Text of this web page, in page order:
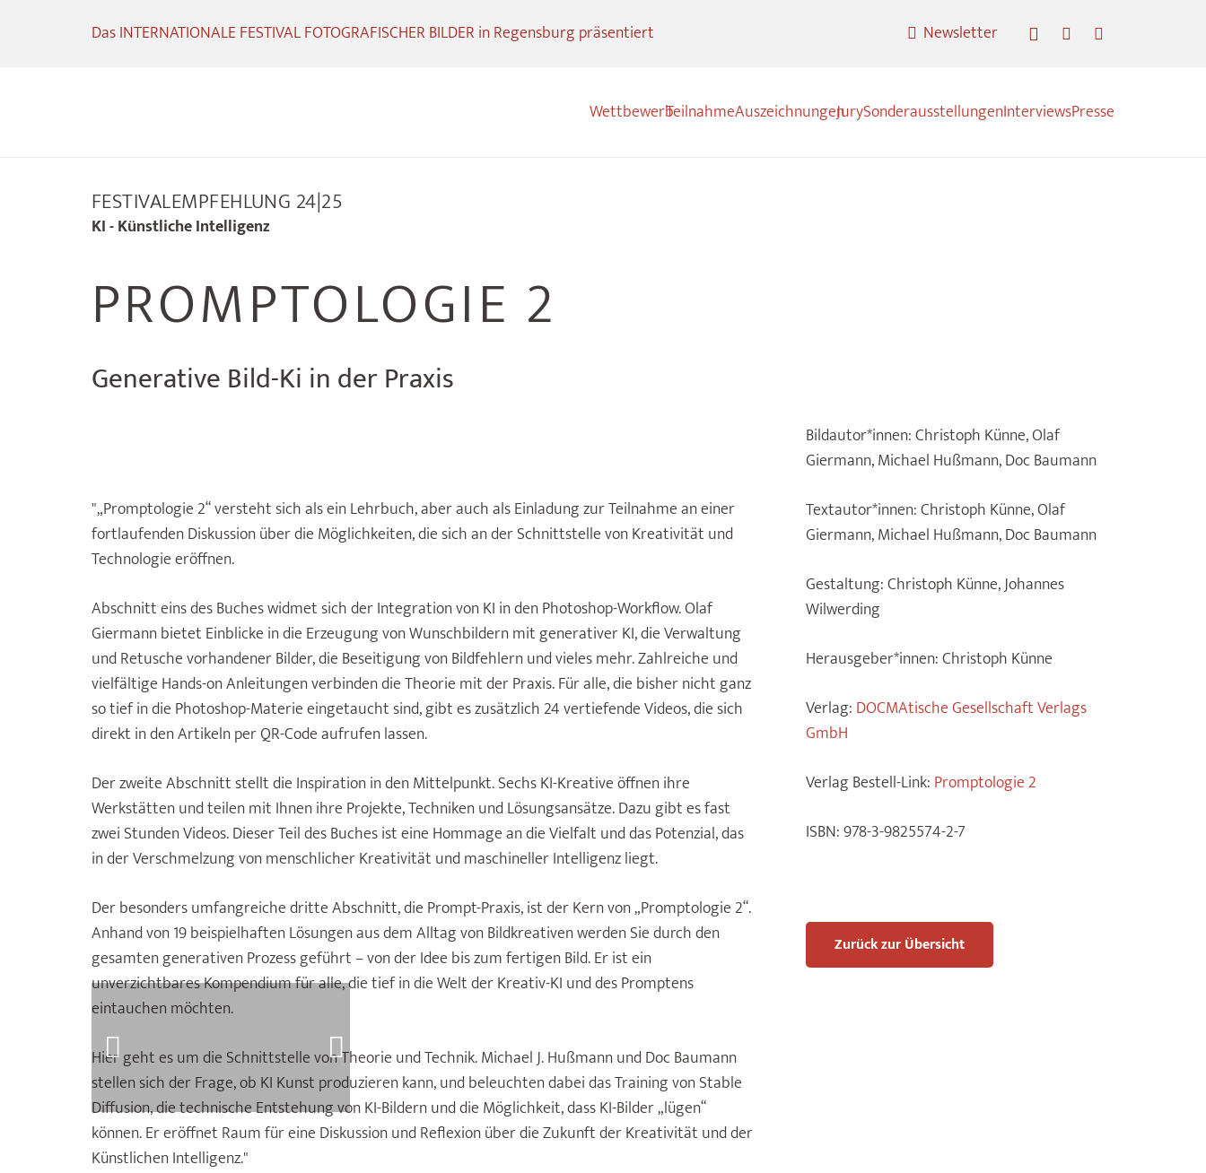
Das INTERNATIONALE FESTIVAL FOTOGRAFISCHER BILDER in Regensburg präsentiert Newsletter
WettbewerbTeilnahmeAuszeichnungenJurySonderausstellungenInterviewsPresse
FESTIVALEMPFEHLUNG 24|25
KI - Künstliche Intelligenz
PROMPTOLOGIE 2
Generative Bild-Ki in der Praxis
"„Promptologie 2“ versteht sich als ein Lehrbuch, aber auch als Einladung zur Teilnahme an einer
fortlaufenden Diskussion über die Möglichkeiten, die sich an der Schnitt­stelle von Kreativität und
Technologie eröffnen.
Abschnitt eins des Buches wid­met sich der Integration von KI in den Photoshop-Workflow. Olaf
Giermann bietet Einblicke in die Erzeugung von Wunschbildern mit generativer KI, die Verwaltung
und Retusche vor­handener Bilder, die Beseitigung von Bildfehlern und vieles mehr. Zahlreiche und
vielfältige Hands-on Anleitungen verbinden die Theorie mit der Praxis. Für alle, die bisher nicht ganz
so tief in die Photoshop-Materie eingetaucht sind, gibt es zusätzlich 24 vertiefende Vi­deos, die sich
direkt in den Artikeln per QR-Code aufrufen lassen.
Der zweite Abschnitt stellt die Inspiration in den Mittelpunkt. Sechs KI-Krea­tive öffnen ihre
Werkstätten und teilen mit Ihnen ihre Projekte, Techniken und Lösungsansätze. Dazu gibt es fast
zwei Stunden Videos. Die­ser Teil des Buches ist eine Hommage an die Vielfalt und das Potenzial, das
in der Verschmelzung von menschli­cher Kreativität und maschineller In­telligenz liegt.
Der besonders umfangreiche dritte Abschnitt, die Prompt-Praxis, ist der Kern von „Promptologie 2“.
Anhand von 19 bei­spielhaften Lösungen aus dem Alltag von Bildkreativen werden Sie durch den
gesamten gene­rativen Prozess geführt – von der Idee bis zum fertigen Bild. Er ist ein
unverzichtbares Kom­pendium für alle, die tie­f in die Welt der Kreativ-KI und des Promptens
eintauchen möchten.
Hier geht es um die Schnittstelle von Theorie und Tech­nik. Michael J. Hußmann und Doc Baumann
stellen sich der Frage, ob KI Kunst produzieren kann, und be­leuchten dabei das Training von Stable
Diffusion, die technische Ent­stehung von KI-Bildern und die Mög­lichkeit, dass KI-Bilder „lügen“
können. Er eröffnet Raum für eine Diskussion und Reflexion über die Zukunft der Kreativität und der
Künst­lichen Intelligenz."
Bildautor*innen:Christoph Künne, Olaf
Giermann, Michael Hußmann, Doc Baumann
Textautor*innen:Christoph Künne, Olaf
Giermann, Michael Hußmann, Doc Baumann
Gestaltung:Christoph Künne, Johannes
Wilwerding
Herausgeber*innen:Christoph Künne
Verlag: DOCMAtische Gesellschaft Verlags
GmbH
Verlag Bestell-Link: Promptologie 2
ISBN:978-3-9825574-2-7
Zurück zur Übersicht